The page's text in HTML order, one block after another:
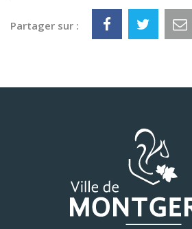
Partager sur :